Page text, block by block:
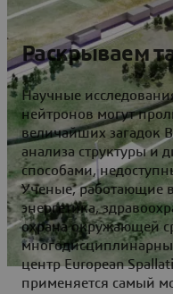
Раскрываем
Научные
нейтронов могут
величайших загадок
анализа структуры и
способами,
Ученые, работающие в
энергетика,
охрана окружающей
центр European
применяется самый